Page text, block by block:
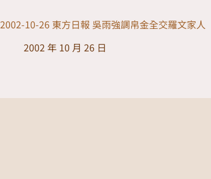
2002-10-26 東方日報 吳雨強調帛金全交羅文家人
2002 年 10 月 26 日